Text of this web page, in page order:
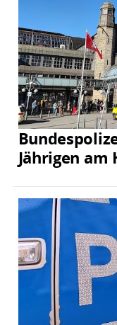
Jährigen